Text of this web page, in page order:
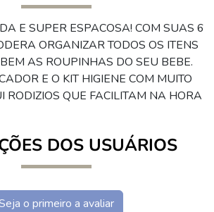
E SUPER ESPACOSA! COM SUAS 6
ORGANIZAR TODOS OS ITENS
AS ROUPINHAS DO SEU BEBE.
E O KIT HIGIENE COM MUITO
RODIZIOS QUE FACILITAM NA HORA
DOS USUÁRIOS
o primeiro a avaliar